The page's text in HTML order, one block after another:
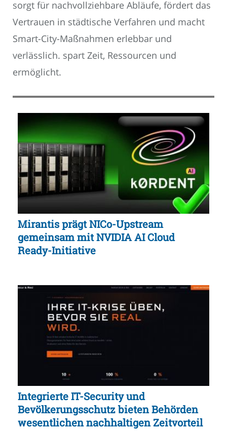
sorgt für nachvollziehbare Abläufe, fördert das
Vertrauen in städtische Verfahren und macht
Smart-City-Maßnahmen erlebbar und
verlässlich. spart Zeit, Ressourcen und
ermöglicht.
Mirantis prägt NICo-Upstream
gemeinsam mit NVIDIA AI Cloud
Ready-Initiative
Integrierte IT-Security und
Bevölkerungsschutz bieten Behörden
wesentlichen nachhaltigen Zeitvorteil